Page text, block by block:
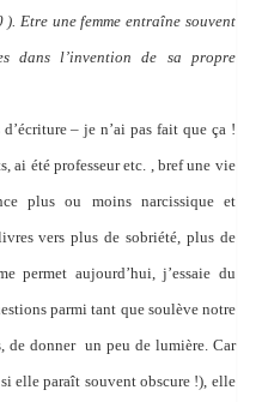
Etre une femme entraîne souvent
dans l’invention de sa propre
– je n’ai pas fait que ça !
ai été professeur etc. , bref une vie
plus ou moins narcissique et
vers plus de sobriété, plus de
permet aujourd’hui, j’essaie du
parmi tant que soulève notre
de donner un peu de lumière. Car
elle paraît souvent obscure !), elle